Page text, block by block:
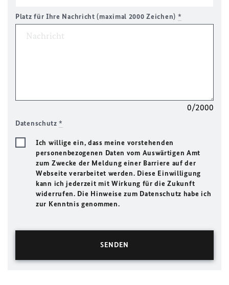
Platz für Ihre Nachricht (maximal 2000 Zeichen) *
0/2000
Datenschutz*
Ich willige ein, dass meine vorstehenden
personenbezogenen Daten vom Auswärtigen Amt
zum Zwecke der Meldung einer Barriere auf der
Webseite verarbeitet werden. Diese Einwilligung
kann ich jederzeit mit Wirkung für die Zukunft
widerrufen. Die Hinweise zum Datenschutz habe ich
zur Kenntnis genommen.